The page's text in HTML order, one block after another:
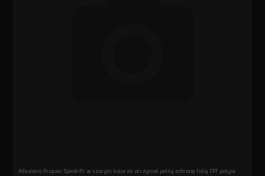
Kilkuletni Propain Spindrift w szarym kolorze otrzymał pełną ochronę folią CPF połysk